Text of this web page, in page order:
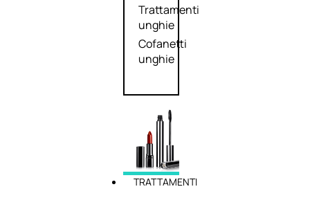
Trattamenti
unghie
Cofanetti
unghie
TRATTAMENTI